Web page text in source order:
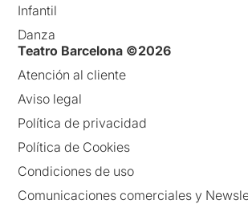
Infantil
Danza
Teatro Barcelona ©2026
Atención al cliente
Aviso legal
Política de privacidad
Política de Cookies
Condiciones de uso
Comunicaciones comerciales y